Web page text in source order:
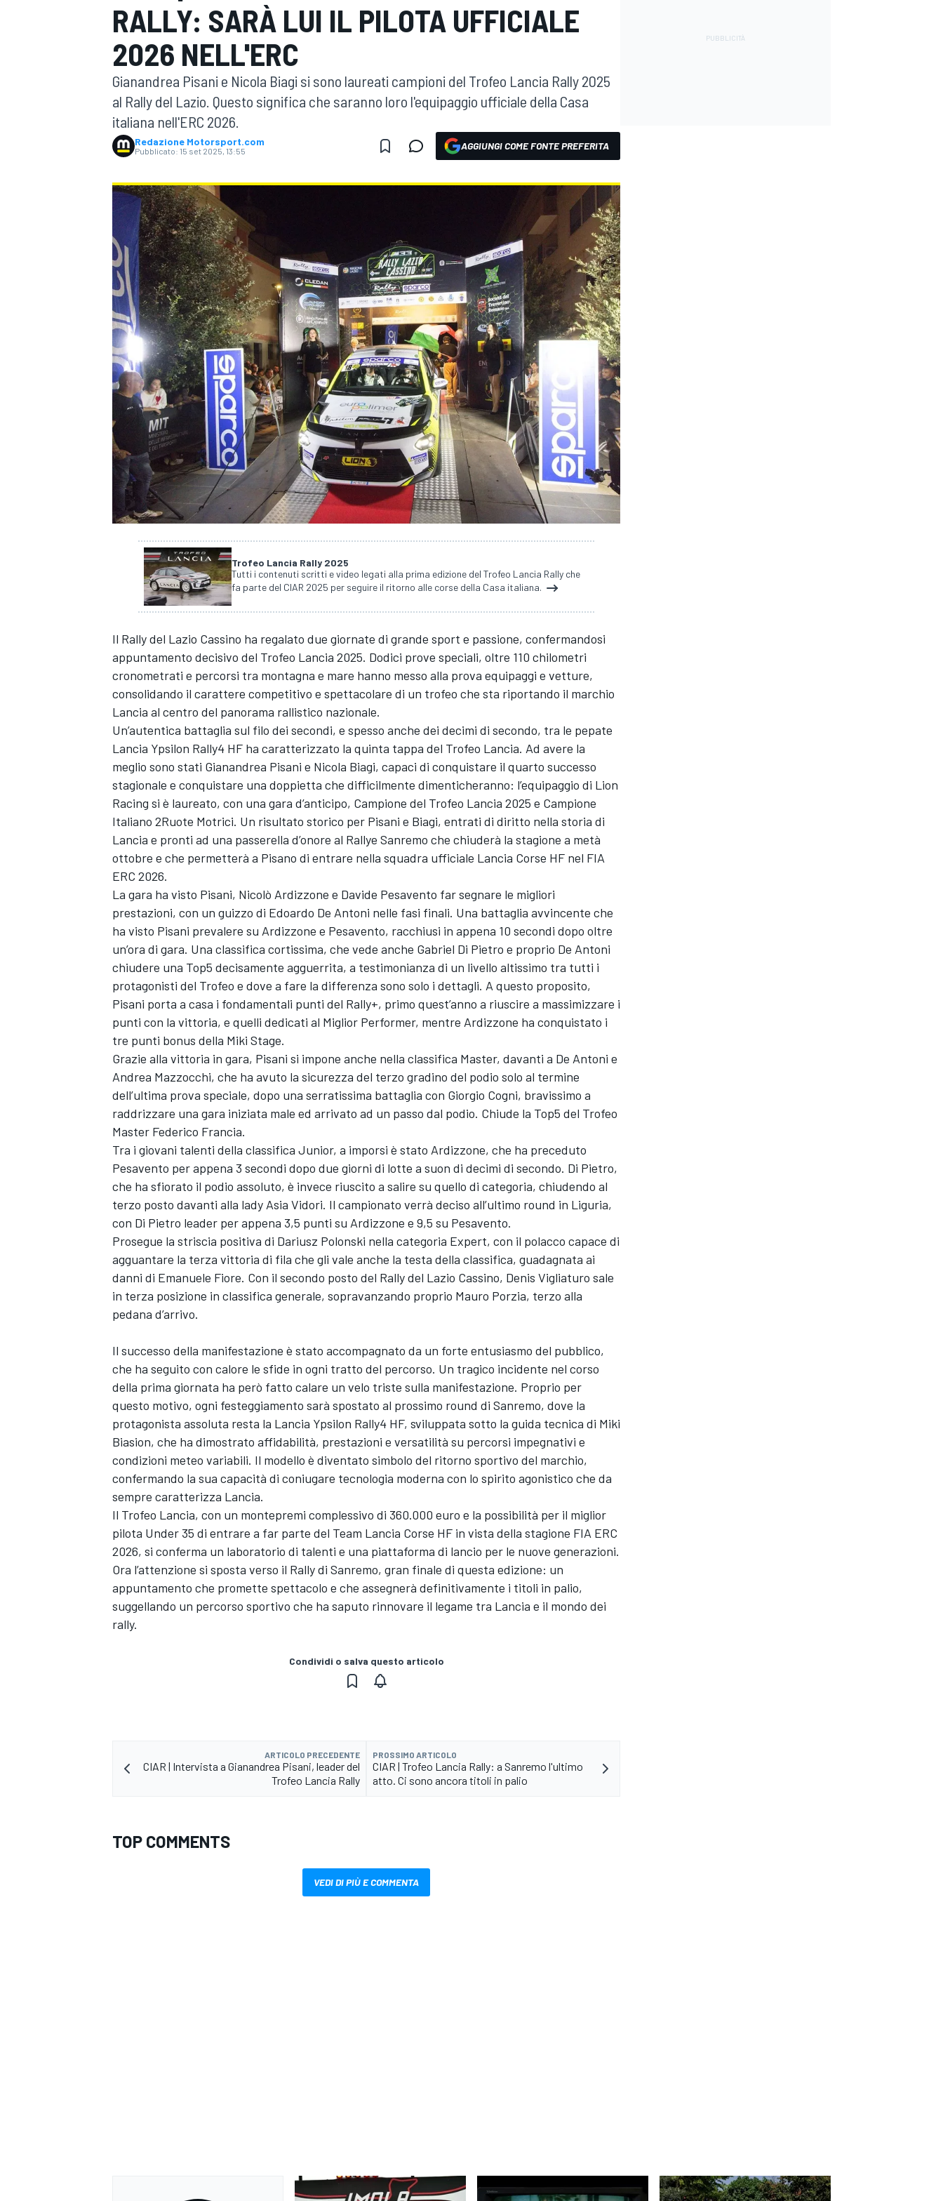
MOTOGP WEC
MONOPOSTO
ENDURANCE/GT
MONOMARCA
RALLY
RALLY: SARÀ LUI IL PILOTA UFFICIALE
2026 NELL'ERC
Gianandrea Pisani e Nicola Biagi si sono laureati campioni del Trofeo Lancia Rally 2025
al Rally del Lazio. Questo significa che saranno loro l'equipaggio ufficiale della Casa
italiana nell'ERC 2026.
Redazione Motorsport.com
Pubblicato: 15 set 2025, 13:55 AGGIUNGI COME FONTE PREFERITA
Trofeo Lancia Rally 2025
Tutti i contenuti scritti e video legati alla prima edizione del Trofeo Lancia Rally che
fa parte del CIAR 2025 per seguire il ritorno alle corse della Casa italiana.
Il Rally del Lazio Cassino ha regalato due giornate di grande sport e passione, confermandosi
appuntamento decisivo del Trofeo Lancia 2025. Dodici prove speciali, oltre 110 chilometri
cronometrati e percorsi tra montagna e mare hanno messo alla prova equipaggi e vetture,
consolidando il carattere competitivo e spettacolare di un trofeo che sta riportando il marchio
Lancia al centro del panorama rallistico nazionale.
Un’autentica battaglia sul filo dei secondi, e spesso anche dei decimi di secondo, tra le pepate
Lancia Ypsilon Rally4 HF ha caratterizzato la quinta tappa del Trofeo Lancia. Ad avere la
meglio sono stati Gianandrea Pisani e Nicola Biagi, capaci di conquistare il quarto successo
stagionale e conquistare una doppietta che difficilmente dimenticheranno: l’equipaggio di Lion
Racing si è laureato, con una gara d’anticipo, Campione del Trofeo Lancia 2025 e Campione
Italiano 2Ruote Motrici. Un risultato storico per Pisani e Biagi, entrati di diritto nella storia di
Lancia e pronti ad una passerella d’onore al Rallye Sanremo che chiuderà la stagione a metà
ottobre e che permetterà a Pisano di entrare nella squadra ufficiale Lancia Corse HF nel FIA
ERC 2026.
La gara ha visto Pisani, Nicolò Ardizzone e Davide Pesavento far segnare le migliori
prestazioni, con un guizzo di Edoardo De Antoni nelle fasi finali. Una battaglia avvincente che
ha visto Pisani prevalere su Ardizzone e Pesavento, racchiusi in appena 10 secondi dopo oltre
un’ora di gara. Una classifica cortissima, che vede anche Gabriel Di Pietro e proprio De Antoni
chiudere una Top5 decisamente agguerrita, a testimonianza di un livello altissimo tra tutti i
protagonisti del Trofeo e dove a fare la differenza sono solo i dettagli. A questo proposito,
Pisani porta a casa i fondamentali punti del Rally+, primo quest’anno a riuscire a massimizzare i
punti con la vittoria, e quelli dedicati al Miglior Performer, mentre Ardizzone ha conquistato i
tre punti bonus della Miki Stage.
Grazie alla vittoria in gara, Pisani si impone anche nella classifica Master, davanti a De Antoni e
Andrea Mazzocchi, che ha avuto la sicurezza del terzo gradino del podio solo al termine
dell’ultima prova speciale, dopo una serratissima battaglia con Giorgio Cogni, bravissimo a
raddrizzare una gara iniziata male ed arrivato ad un passo dal podio. Chiude la Top5 del Trofeo
Master Federico Francia.
Tra i giovani talenti della classifica Junior, a imporsi è stato Ardizzone, che ha preceduto
Pesavento per appena 3 secondi dopo due giorni di lotte a suon di decimi di secondo. Di Pietro,
che ha sfiorato il podio assoluto, è invece riuscito a salire su quello di categoria, chiudendo al
terzo posto davanti alla lady Asia Vidori. Il campionato verrà deciso all’ultimo round in Liguria,
con Di Pietro leader per appena 3,5 punti su Ardizzone e 9,5 su Pesavento.
Prosegue la striscia positiva di Dariusz Polonski nella categoria Expert, con il polacco capace di
agguantare la terza vittoria di fila che gli vale anche la testa della classifica, guadagnata ai
danni di Emanuele Fiore. Con il secondo posto del Rally del Lazio Cassino, Denis Vigliaturo sale
in terza posizione in classifica generale, sopravanzando proprio Mauro Porzia, terzo alla
pedana d’arrivo.
Il successo della manifestazione è stato accompagnato da un forte entusiasmo del pubblico,
che ha seguito con calore le sfide in ogni tratto del percorso. Un tragico incidente nel corso
della prima giornata ha però fatto calare un velo triste sulla manifestazione. Proprio per
questo motivo, ogni festeggiamento sarà spostato al prossimo round di Sanremo, dove la
protagonista assoluta resta la Lancia Ypsilon Rally4 HF, sviluppata sotto la guida tecnica di Miki
Biasion, che ha dimostrato affidabilità, prestazioni e versatilità su percorsi impegnativi e
condizioni meteo variabili. Il modello è diventato simbolo del ritorno sportivo del marchio,
confermando la sua capacità di coniugare tecnologia moderna con lo spirito agonistico che da
sempre caratterizza Lancia.
Il Trofeo Lancia, con un montepremi complessivo di 360.000 euro e la possibilità per il miglior
pilota Under 35 di entrare a far parte del Team Lancia Corse HF in vista della stagione FIA ERC
2026, si conferma un laboratorio di talenti e una piattaforma di lancio per le nuove generazioni.
Ora l’attenzione si sposta verso il Rally di Sanremo, gran finale di questa edizione: un
appuntamento che promette spettacolo e che assegnerà definitivamente i titoli in palio,
suggellando un percorso sportivo che ha saputo rinnovare il legame tra Lancia e il mondo dei
rally.
Condividi o salva questo articolo
ARTICOLO PRECEDENTE
CIAR | Intervista a Gianandrea Pisani, leader del
Trofeo Lancia Rally
PROSSIMO ARTICOLO
CIAR | Trofeo Lancia Rally: a Sanremo l'ultimo
atto. Ci sono ancora titoli in palio
TOP COMMENTS
VEDI DI PIÙ E COMMENTA